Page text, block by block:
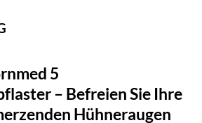
5
– Befreien Sie Ihre
Hühneraugen